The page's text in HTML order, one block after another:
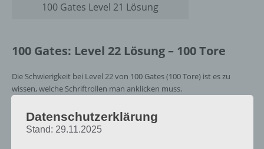
100 Gates Level 21 Lösung
100 Gates: Level 22 Lösung – 100 Tore
Die Schwierigkeit bei Level 22 von 100 Gates (100 Tore) ist es zu
wissen, welche Schriftrollen man anklicken muss.
Unten links sieht man ein Buch, in welchen verschiedene Symbole
vermerkt sind. Auch auf dem Bücherregal oben und unten findet
Datenschutzerklärung
Stand: 29.11.2025